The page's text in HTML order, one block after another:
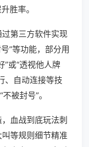
胜率。
第三方软件实现
”等功能，部分用
”或“透视他人牌
、自动连接等技
被封号”。
血战到底玩法刺
等规则细节精准